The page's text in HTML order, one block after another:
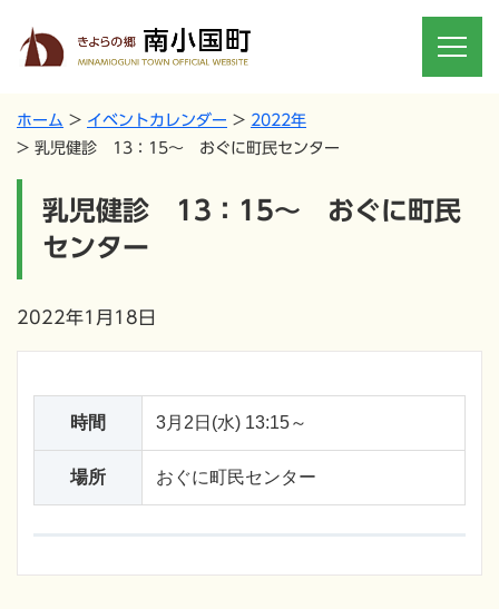
ホーム イベントカレンダー
2022年
乳児健診 13：15～ おぐに町民センター
乳児健診 13：15～ おぐに町民
センター
2022年1月18日
時間 3月2日(水) 13:15～
場所 おぐに町民センター